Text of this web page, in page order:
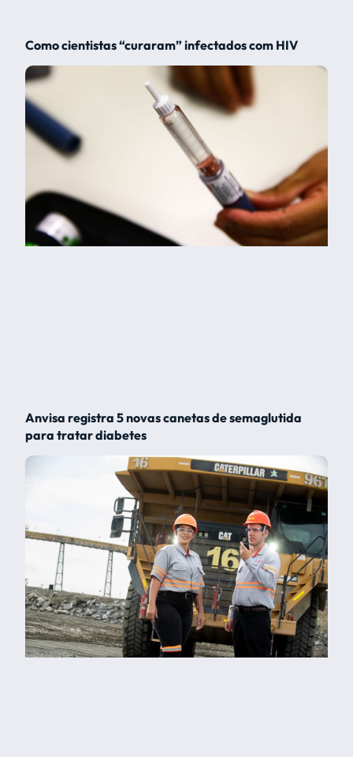
Como cientistas “curaram” infectados com HIV
Anvisa registra 5 novas canetas de semaglutida
para tratar diabetes